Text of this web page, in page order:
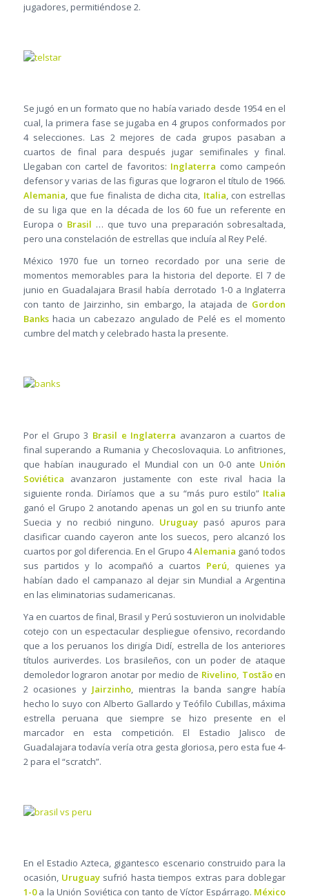
jugadores, permitiéndose 2.
Se jugó en un formato que no había variado desde 1954 en el
cual, la primera fase se jugaba en 4 grupos conformados por
4 selecciones. Las 2 mejores de cada grupos pasaban a
cuartos de final para después jugar semifinales y final.
Llegaban con cartel de favoritos: Inglaterra como campeón
defensor y varias de las figuras que lograron el título de 1966.
Alemania, que fue finalista de dicha cita, Italia, con estrellas
de su liga que en la década de los 60 fue un referente en
Europa o Brasil … que tuvo una preparación sobresaltada,
pero una constelación de estrellas que incluía al Rey Pelé.
México 1970 fue un torneo recordado por una serie de
momentos memorables para la historia del deporte. El 7 de
junio en Guadalajara Brasil había derrotado 1-0 a Inglaterra
con tanto de Jairzinho, sin embargo, la atajada de Gordon
Bankshacia un cabezazo angulado de Pelé es el momento
cumbre del match y celebrado hasta la presente.
Por el Grupo 3 Brasil e Inglaterra avanzaron a cuartos de
final superando a Rumania y Checoslovaquia. Lo anfitriones,
que habían inaugurado el Mundial con un 0-0 ante Unión
Soviética avanzaron justamente con este rival hacia la
siguiente ronda. Diríamos que a su “más puro estilo” Italia
ganó el Grupo 2 anotando apenas un gol en su triunfo ante
Suecia y no recibió ninguno. Uruguaypasó apuros para
clasificar cuando cayeron ante los suecos, pero alcanzó los
cuartos por gol diferencia. En el Grupo 4Alemania ganó todos
sus partidos y lo acompañó a cuartos Perú,
quienes ya
habían dado el campanazo al dejar sin Mundial a Argentina
en las eliminatorias sudamericanas.
Ya en cuartos de final, Brasil y Perú sostuvieron un inolvidable
cotejo con un espectacular despliegue ofensivo, recordando
que a los peruanos los dirigía Didí, estrella de los anteriores
títulos auriverdes. Los brasileños, con un poder de ataque
demoledor lograron anotar por medio de Rivelino, Tostãoen
2 ocasiones y Jairzinho , mientras la banda sangre había
hecho lo suyo con Alberto Gallardo y Teófilo Cubillas, máxima
estrella peruana que siempre se hizo presente en el
marcador en esta competición. El Estadio Jalisco de
Guadalajara todavía vería otra gesta gloriosa, pero esta fue 4-
2 para el “scratch”.
En el Estadio Azteca, gigantesco escenario construido para la
ocasión, Uruguay sufrió hasta tiempos extras para doblegar
1-0a la Unión Soviética con tanto de Víctor Espárrago. México